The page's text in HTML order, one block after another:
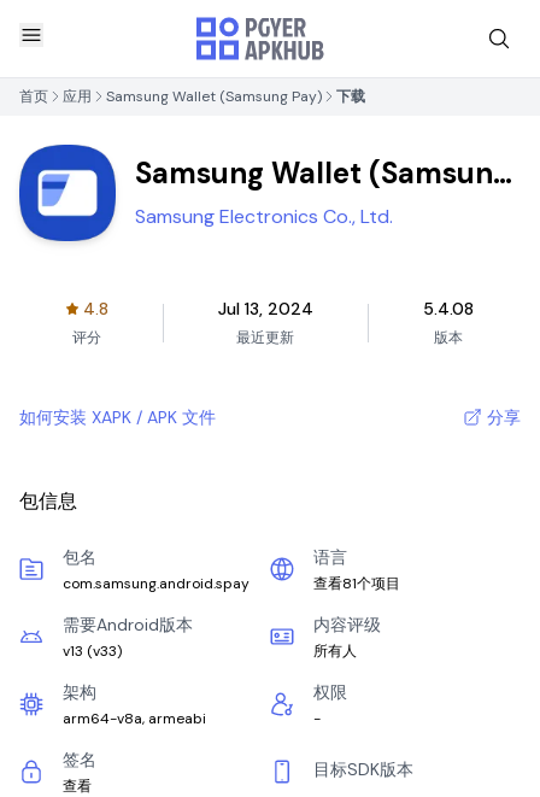
首页 应用 Samsung Wallet (Samsung Pay) 下载
Samsung Wallet (Samsung
Pay)
Samsung Electronics Co., Ltd.
4.8
评分
Jul 13, 2024
最近更新
5.4.08
版本
如何安装 XAPK / APK 文件 分享
包信息
包名
com.samsung.android.spay
语言
查看81个项目
需要Android版本
v13 (v33)
内容评级
所有人
架构
arm64-v8a, armeabi
权限
-
签名
查看
目标SDK版本